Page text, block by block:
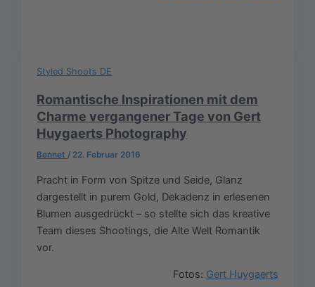
Styled Shoots DE
Romantische Inspirationen mit dem
Charme vergangener Tage von Gert
Huygaerts Photography
Bennet/ 22. Februar 2016
Pracht in Form von Spitze und Seide, Glanz
dargestellt in purem Gold, Dekadenz in erlesenen
Blumen ausgedrückt – so stellte sich das kreative
Team dieses Shootings, die Alte Welt Romantik
vor.
Fotos: Gert Huygaerts